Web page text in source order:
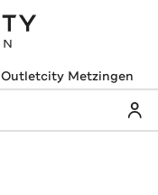
Outletcity Metzingen